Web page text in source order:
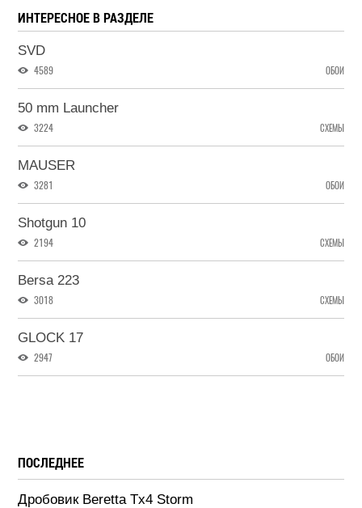
ИНТЕРЕСНОЕ В РАЗДЕЛЕ
SVD
4589 ОБОИ
50 mm Launcher
3224 СХЕМЫ
MAUSER
3281 ОБОИ
Shotgun 10
2194 СХЕМЫ
Bersa 223
3018 СХЕМЫ
GLOCK 17
2947 ОБОИ
ПОСЛЕДНЕЕ
Дробовик Beretta Tx4 Storm